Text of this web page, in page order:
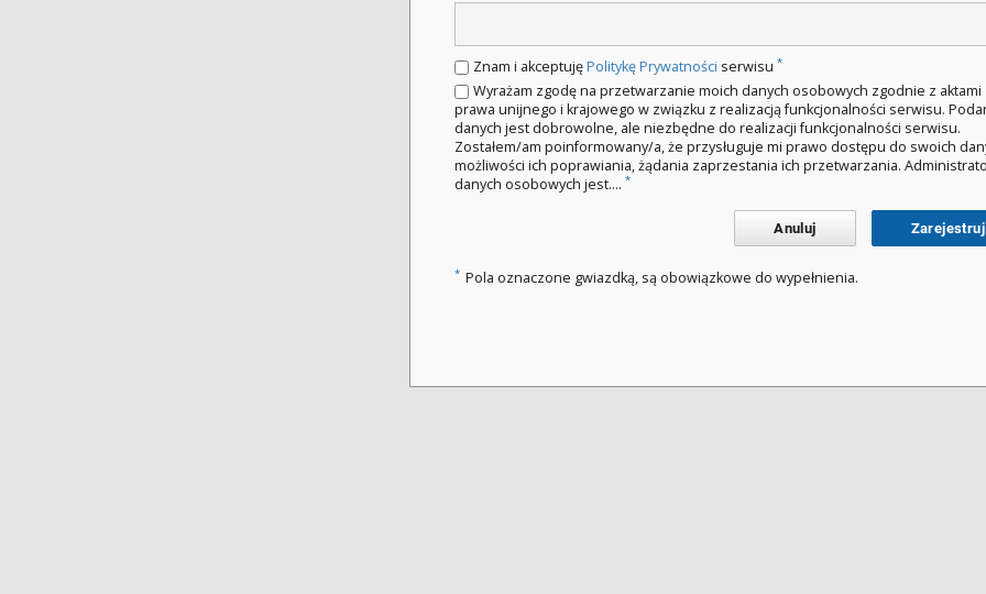
Znam i akceptujęPolitykę Prywatności serwisu *
Wyrażam zgodę na przetwarzanie moich danych osobowych zgodnie z aktami
prawa unijnego i krajowego w związku z realizacją funkcjonalności serwisu.
danych jest dobrowolne, ale niezbędne do realizacji funkcjonalności serwisu.
Zostałem/am poinformowany/a, że przysługuje mi prawo dostępu do swoich
możliwości ich poprawiania, żądania zaprzestania ich przetwarzania.
danych osobowych jest.... *
Anuluj Zarejestruj
* Pola oznaczone gwiazdką, są obowiązkowe do wypełnienia.